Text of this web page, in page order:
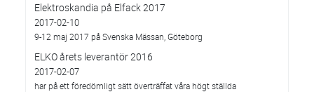
Elektroskandia på Elfack 2017
2017-02-10
9-12 maj 2017 på Svenska Mässan, Göteborg
ELKO årets leverantör 2016
2017-02-07
har på ett föredömligt sätt överträffat våra högt ställda